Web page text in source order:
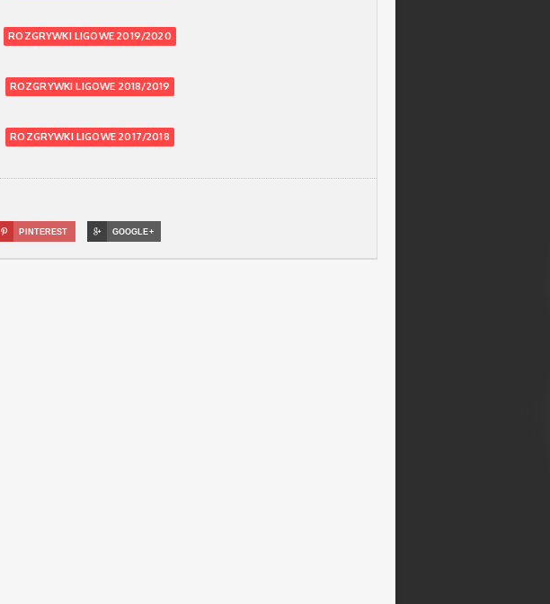
ROZGRYWKI LIGOWE 2019/2020
ROZGRYWKI LIGOWE 2018/2019
ROZGRYWKI LIGOWE 2017/2018
 PINTEREST  GOOGLE+